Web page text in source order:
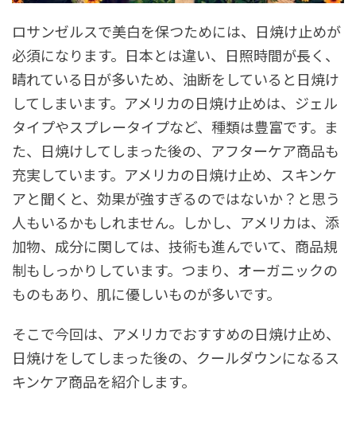
ロサンゼルスで美白を保つためには、日焼け止めが
必須になります。日本とは違い、日照時間が長く、
晴れている日が多いため、油断をしていると日焼け
してしまいます。アメリカの日焼け止めは、ジェル
タイプやスプレータイプなど、種類は豊富です。ま
た、日焼けしてしまった後の、アフターケア商品も
充実しています。アメリカの日焼け止め、スキンケ
アと聞くと、効果が強すぎるのではないか？と思う
人もいるかもしれません。しかし、アメリカは、添
加物、成分に関しては、技術も進んでいて、商品規
制もしっかりしています。つまり、オーガニックの
ものもあり、肌に優しいものが多いです。
そこで今回は、アメリカでおすすめの日焼け止め、
日焼けをしてしまった後の、クールダウンになるス
キンケア商品を紹介します。